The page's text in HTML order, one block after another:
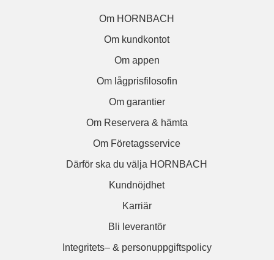
Om HORNBACH
Om kundkontot
Om appen
Om lågprisfilosofin
Om garantier
Om Reservera & hämta
Om Företagsservice
Därför ska du välja HORNBACH
Kundnöjdhet
Karriär
Bli leverantör
Integritets– & personuppgiftspolicy